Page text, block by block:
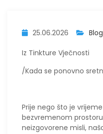
25.06.2026 Blog
Iz Tinkture Vječnosti
/Kada se ponovno
​Prije nego što je
bezvremenom
neizgovorene misli,